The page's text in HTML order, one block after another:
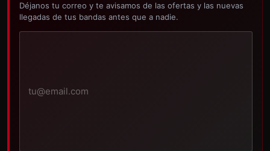
Déjanos tu correo y te avisamos de las ofertas y las nuevas
llegadas de tus bandas antes que a nadie.